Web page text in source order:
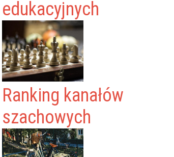
edukacyjnych
Ranking kanałów
szachowych